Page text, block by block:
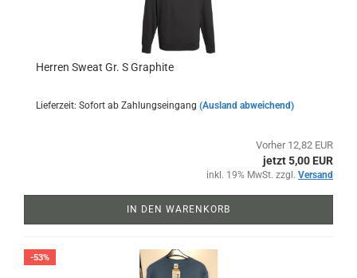
Herren Sweat Gr. S Graphite
Lieferzeit: Sofort ab Zahlungseingang (Ausland abweichend)
Vorher 12,82 EUR
jetzt 5,00 EUR
inkl. 19% MwSt. zzgl. Versand
IN DEN WARENKORB
-53%